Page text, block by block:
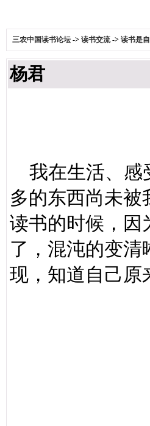
三农中国读书论坛 -> 读书交流-> 读书是
杨君
我在生活、感
多的东西尚未被
读书的时候，因
了，混沌的变清
现，知道自己原
平庸